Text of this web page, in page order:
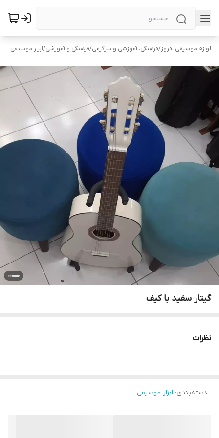
لوازم موسیقی افروز/فرهنگی، آموزشی و سرگرمی/فرهنگی و آموزشی/ابزار موسیقی
گیتار سفید با کیف
نظرات
دسته‌بندی: ابزار موسیقی